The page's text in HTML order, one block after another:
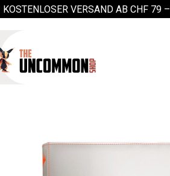
KOSTENLOSER VERSAND AB CHF 79 –